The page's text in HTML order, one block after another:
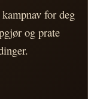
for deg
og prate